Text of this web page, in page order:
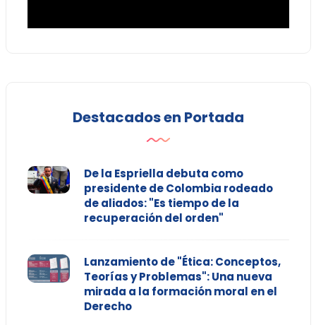
Destacados en Portada
De la Espriella debuta como
presidente de Colombia rodeado
de aliados: "Es tiempo de la
recuperación del orden"
Lanzamiento de "Ética: Conceptos,
Teorías y Problemas": Una nueva
mirada a la formación moral en el
Derecho